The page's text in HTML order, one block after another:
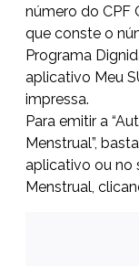
número do CPF
que conste o
Programa
aplicativo Meu
impressa.
Para emitir a
Menstrual”,
aplicativo ou no
Menstrual,